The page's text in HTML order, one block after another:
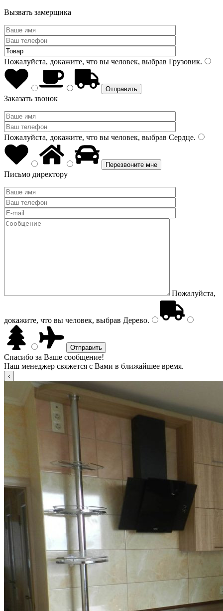
Вызвать замерщика
Пожалуйста, докажите, что вы человек, выбрав Грузовик.
Заказать звонок
Пожалуйста, докажите, что вы человек, выбрав Сердце.
Письмо директору
Пожалуйста,
докажите, что вы человек, выбрав Дерево.
Спасибо за Ваше сообщение!
Наш менеджер свяжется с Вами в ближайшее время.